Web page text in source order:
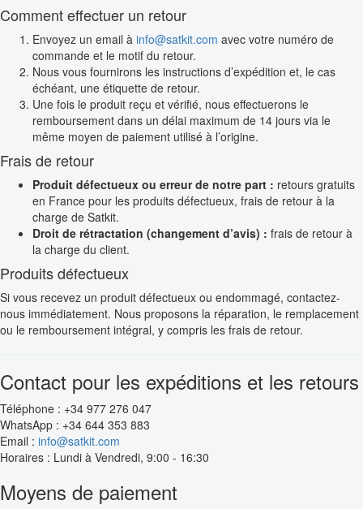
Comment effectuer un retour
Envoyez un email à info@satkit.com avec votre numéro de
commande et le motif du retour.
Nous vous fournirons les instructions d’expédition et, le cas
échéant, une étiquette de retour.
Une fois le produit reçu et vérifié, nous effectuerons le
remboursement dans un délai maximum de 14 jours via le
même moyen de paiement utilisé à l’origine.
Frais de retour
Produit défectueux ou erreur de notre part : retours gratuits
en France pour les produits défectueux, frais de retour à la
charge de Satkit.
Droit de rétractation (changement d’avis) : frais de retour à
la charge du client.
Produits défectueux
Si vous recevez un produit défectueux ou endommagé, contactez-
nous immédiatement. Nous proposons la réparation, le remplacement
ou le remboursement intégral, y compris les frais de retour.
Contact pour les expéditions et les retours
Téléphone : +34 977 276 047
WhatsApp : +34 644 353 883
Email : info@satkit.com
Horaires : Lundi à Vendredi, 9:00 - 16:30
Moyens de paiement